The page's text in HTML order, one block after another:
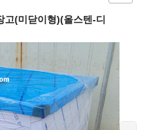
(미닫이형)(올스텐-디